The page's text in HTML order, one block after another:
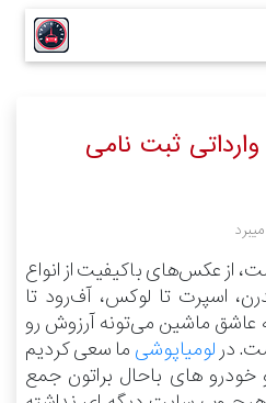
ثبت نامی
از عکس‌های باکیفیت از انواع
اسپرت تا لوکس، آف‌رود تا
عاشق ماشین می‌تونه آرزوش رو
در لومیاپوشی ما سعی کردیم
های باحال براتون جمع